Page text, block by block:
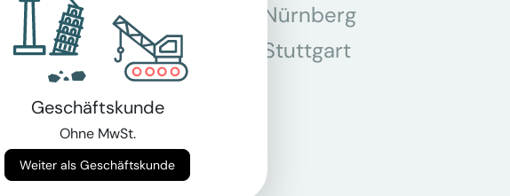
München
Nürnberg
Steyr
Stuttgart
Wien
Geschäftskunde
Ohne MwSt.
Weiter als Geschäftskunde